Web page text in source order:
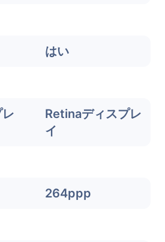
はい
Retinaディスプレ
イ
264ppp